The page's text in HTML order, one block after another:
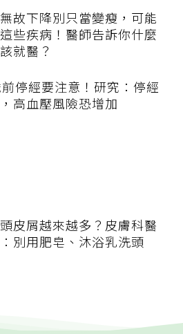
故下降別只當變瘦，可能
些疾病！醫師告訴你什麼
就醫？
停經要注意！研究：停經
高血壓風險恐增加
皮屑越來越多？皮膚科醫
別用肥皂、沐浴乳洗頭